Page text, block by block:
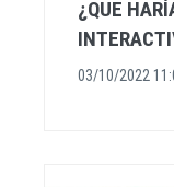
¿QUE
03/10/2022